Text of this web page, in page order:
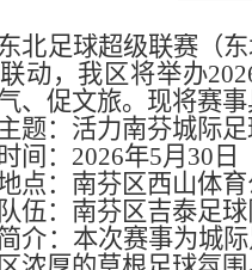
北足球超级联赛（
动，我区将举办
、促文旅。现将赛事
题：活力南芬城际
间：2026年5月30日
点：南芬区西山体
伍：南芬区吉泰足
介：本次赛事为城